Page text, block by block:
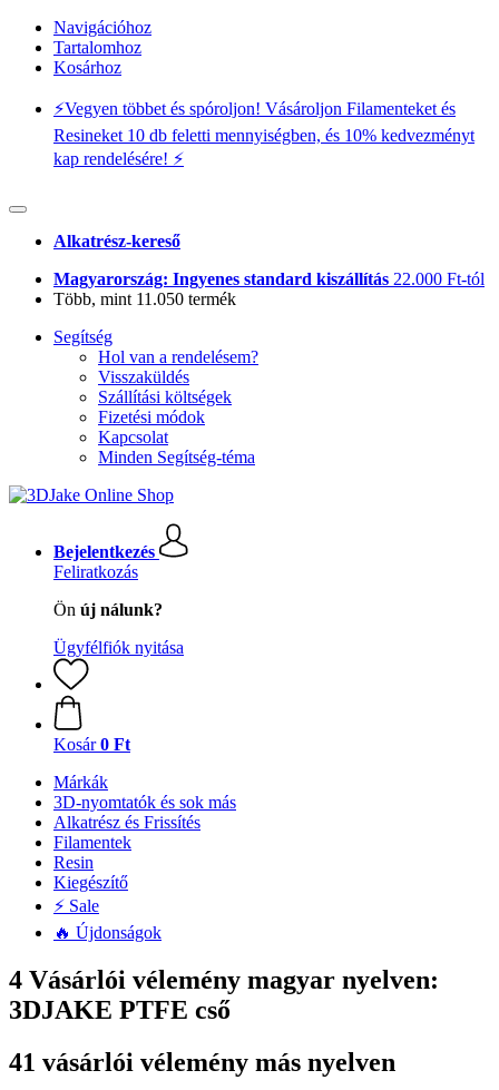
Navigációhoz
Tartalomhoz
Kosárhoz
⚡️Vegyen többet és spóroljon! Vásároljon Filamenteket és
Resineket 10 db feletti mennyiségben, és 10% kedvezményt
kap rendelésére! ⚡️
Alkatrész-kereső
Magyarország: Ingyenes standard kiszállítás 22.000 Ft-tól
Több, mint 11.050 termék
Segítség
Hol van a rendelésem?
Visszaküldés
Szállítási költségek
Fizetési módok
Kapcsolat
Minden Segítség-téma
Bejelentkezés
Feliratkozás
Ön új nálunk?
Ügyfélfiók nyitása
Kosár 0 Ft
Márkák
3D-nyomtatók és sok más
Alkatrész és Frissítés
Filamentek
Resin
Kiegészítő
⚡ Sale
🔥 Újdonságok
4 Vásárlói vélemény magyar nyelven:
3DJAKE PTFE cső
41 vásárlói vélemény más nyelven